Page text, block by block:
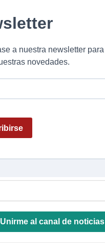
Unirme al canal de noticias